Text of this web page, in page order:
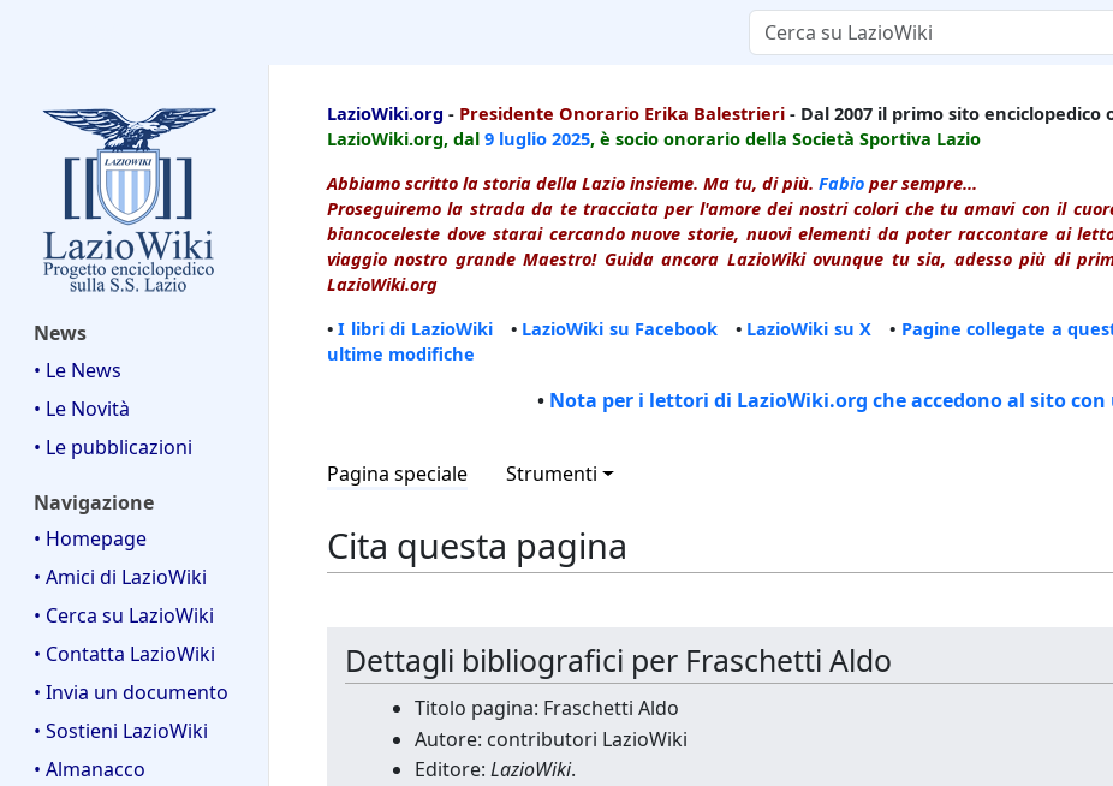
News
• Le News
• Le Novità
• Le pubblicazioni
Navigazione
• Homepage
• Amici di LazioWiki
• Cerca su LazioWiki
• Contatta LazioWiki
• Invia un documento
• Sostieni LazioWiki
• Almanacco
LazioWiki.org - Presidente Onorario Erika Balestrieri - Dal 2007 il primo sito enciclopedico
LazioWiki.org, dal 9 luglio 2025, è socio onorario della Società Sportiva Lazio
Abbiamo scritto la storia della Lazio insieme. Ma tu, di più. Fabio per sempre...
Proseguiremo la strada da te tracciata per l'amore dei nostri colori che tu amavi con il
biancoceleste dove starai cercando nuove storie, nuovi elementi da poter raccontare ai
viaggio nostro grande Maestro! Guida ancora LazioWiki ovunque tu sia, adesso più di
LazioWiki.org
•I libri di LazioWiki• LazioWiki su Facebook • LazioWiki su X • Pagine collegate a
ultime modifiche
• Nota per i lettori di LazioWiki.org che accedono al sito
Pagina speciale Strumenti
Cita questa pagina
Dettagli bibliografici per Fraschetti Aldo
Titolo pagina: Fraschetti Aldo
Autore: contributori LazioWiki
Editore: LazioWiki.